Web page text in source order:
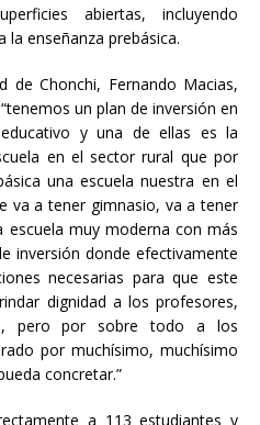
abiertas, incluyendo
la enseñanza prebásica.
de Chonchi, Fernando Macias,
un plan de inversión en
y una de ellas es la
en el sector rural que por
una escuela nuestra en el
va a tener gimnasio, va a tener
muy moderna con más
inversión donde efectivamente
necesarias para que este
dignidad a los profesores,
pero por sobre todo a los
por muchísimo, muchísimo
concretar.”
a 113 estudiantes y